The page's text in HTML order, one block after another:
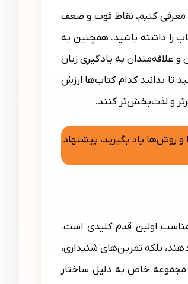
معرفی کنیم، نقاط قوت و ضعف
را داشته باشید. همچنین به
و علاقه‌مندان به یادگیری زبان
تا بدانید کدام کتاب‌ها ارزش
و لذت‌بخش‌تر کنند.
و روش‌ها یاد بگیرید، پیشنهاد میکنم حتما
مناسب اولین قدم کلیدی است.
بلکه تمرین‌های شنیداری،
مجموعه خاص به دلیل ساختار